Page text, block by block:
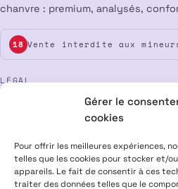
Gérer le
cookies
Pour offrir les meilleures expériences,
telles que les cookies pour stocker et/
appareils. Le fait de consentir à ces
traiter des données telles que le
chanvre : premium, analysés,
18 Vente interdite aux
LÉGAL
CGV
ALPHA X CBD Shop © 2026 ·